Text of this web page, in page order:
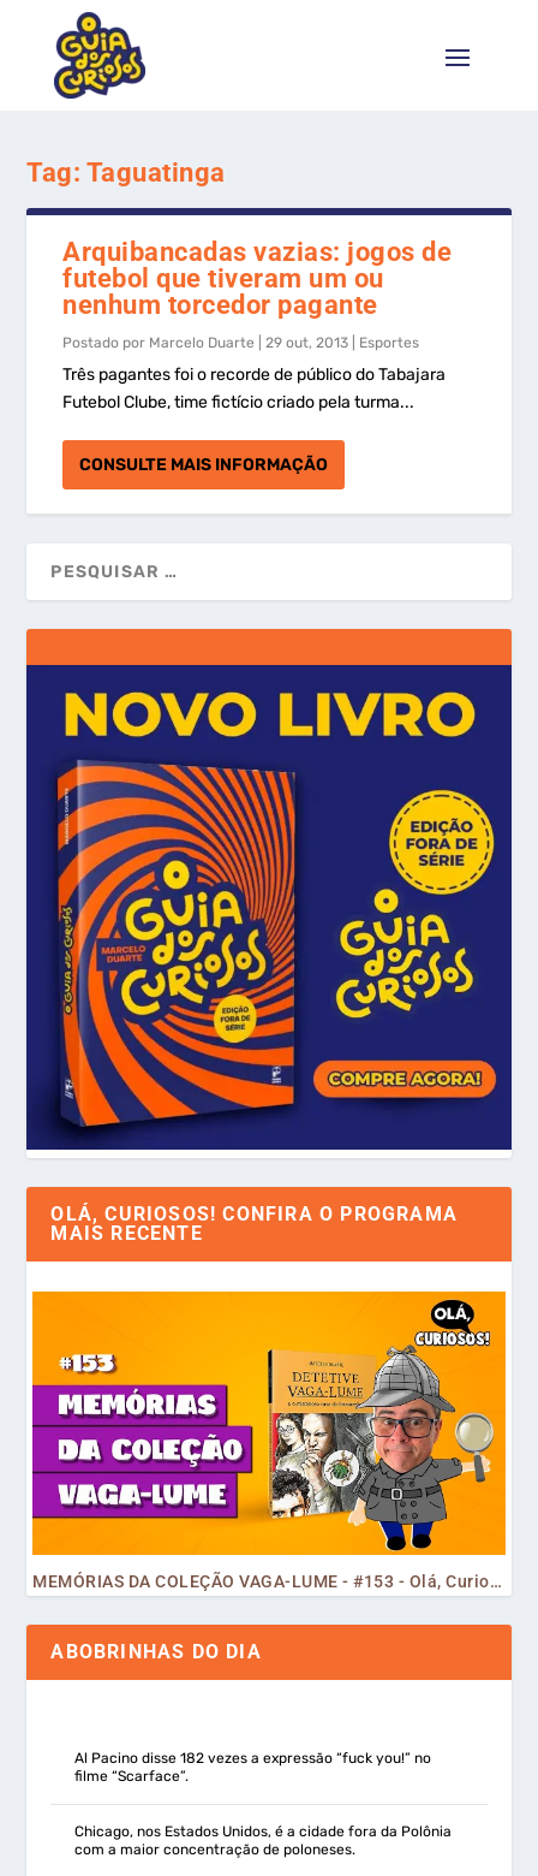
Tag: Taguatinga
Arquibancadas vazias: jogos de
futebol que tiveram um ou
nenhum torcedor pagante
Postado por Marcelo Duarte |29 out, 2013 Esportes
Três pagantes foi o recorde de público do Tabajara
Futebol Clube, time fictício criado pela turma...
CONSULTE MAIS INFORMAÇÃO
OLÁ, CURIOSOS! CONFIRA O PROGRAMA
MAIS RECENTE
MEMÓRIAS DA COLEÇÃO VAGA-LUME - #153 - Olá, Curiosos! 2023
ABOBRINHAS DO DIA
Al Pacino disse 182 vezes a expressão “fuck you!” no
filme “Scarface”.
Chicago, nos Estados Unidos, é a cidade fora da Polônia
com a maior concentração de poloneses.